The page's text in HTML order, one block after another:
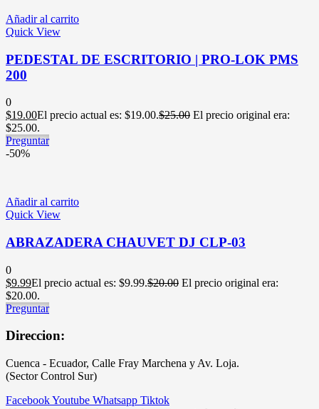
Añadir al carrito
Quick View
PEDESTAL DE ESCRITORIO | PRO-LOK PMS
200
0
$19.00El precio actual es: $19.00.$25.00 El precio original era:
$25.00.
Preguntar
-50%
Añadir al carrito
Quick View
ABRAZADERA CHAUVET DJ CLP-03
0
$9.99El precio actual es: $9.99.$20.00 El precio original era:
$20.00.
Preguntar
Direccion:
Cuenca - Ecuador, Calle Fray Marchena y Av. Loja.
(Sector Control Sur)
FacebookYoutube Whatsapp Tiktok